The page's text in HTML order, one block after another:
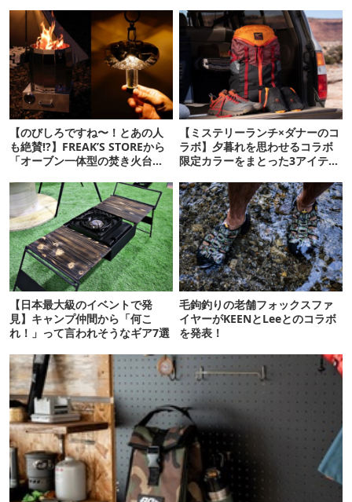
【のびしろですね〜！とあの人
も絶賛!?】FREAK’S STOREから
「オーブン一体型の焚き火台」
【ミステリーランチ×ダナーのコ
ラボ】夕暮れを思わせるコラボ
限定カラーをまとった3アイテム
【日本最大級のイベントで発
見】キャンプ仲間から「何こ
れ！」って言われそうなギア7選
毛鉤釣りの老舗フォックスファ
イヤーがKEENとLeeとのコラボ
を発表！